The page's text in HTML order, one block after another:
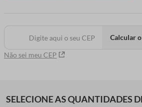
Não sei meu CEP
Calcular
SELECIONE AS QUANTIDADES